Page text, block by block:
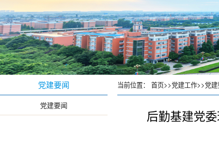
党建要闻
党建要闻
当前位置： 首页>>党建工作>>党
后勤基建党